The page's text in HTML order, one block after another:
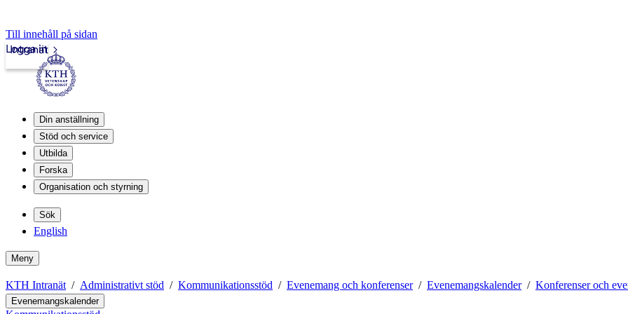
Till innehåll på sidan
Intranät
Logga in
Din anställning
Stöd och service
Utbilda
Forska
Organisation och styrning
Sök
English
Meny
KTH Intranät Administrativt stöd Kommunikationsstöd Evenemang och konferenser Evenemangskalender Konferenser och
Evenemangskalender